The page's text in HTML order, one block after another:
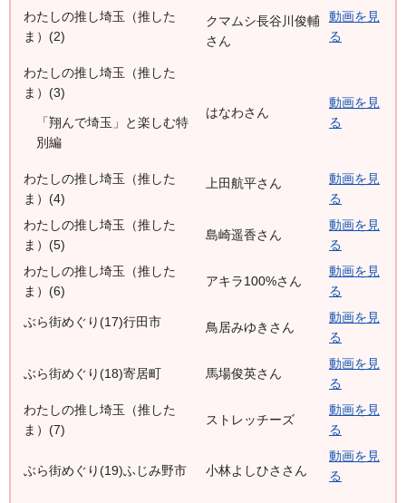
わたしの推し埼玉（推した
ま）(2)
クマムシ長谷川俊輔
さん
動画を見
る
わたしの推し埼玉（推した
ま）(3)
「翔んで埼玉」と楽しむ特
別編
はなわさん
動画を見
る
わたしの推し埼玉（推した
ま）(4)
上田航平さん
動画を見
る
わたしの推し埼玉（推した
ま）(5)
島崎遥香さん
動画を見
る
わたしの推し埼玉（推した
ま）(6)
アキラ100%さん
動画を見
る
ぶら街めぐり(17)行田市 鳥居みゆきさん
動画を見
る
ぶら街めぐり(18)寄居町 馬場俊英さん
動画を見
る
わたしの推し埼玉（推した
ま）(7)
ストレッチーズ
動画を見
る
ぶら街めぐり(19)ふじみ野市 小林よしひささん
動画を見
る